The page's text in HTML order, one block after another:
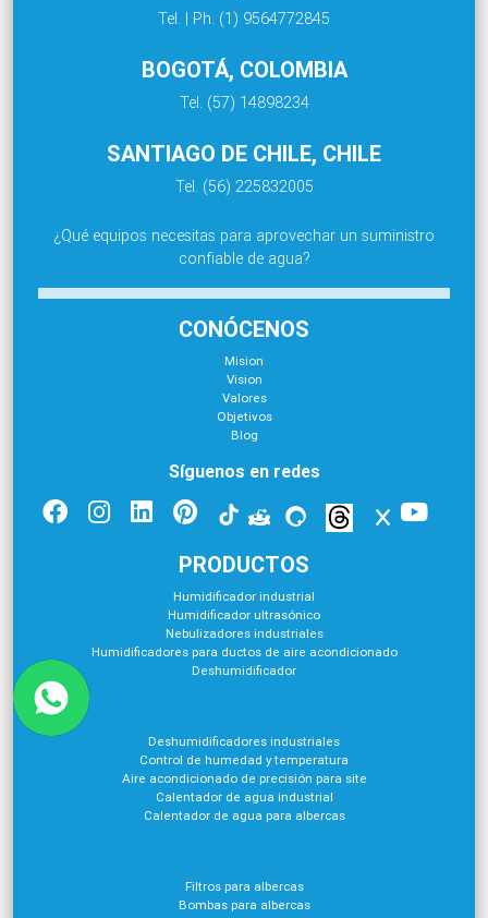
Tel. | Ph. (1) 9564772845
BOGOTÁ, COLOMBIA
Tel. (57) 14898234
SANTIAGO DE CHILE, CHILE
Tel. (56) 225832005
¿Qué equipos necesitas para aprovechar un suministro
confiable de agua?
CONÓCENOS
Mision
Vision
Valores
Objetivos
Blog
Síguenos en redes
PRODUCTOS
Humidificador industrial
Humidificador ultrasónico
Nebulizadores industriales
Humidificadores para ductos de aire acondicionado
Deshumidificador
Deshumidificadores industriales
Control de humedad y temperatura
Aire acondicionado de precisión para site
Calentador de agua industrial
Calentador de agua para albercas
Filtros para albercas
Bombas para albercas